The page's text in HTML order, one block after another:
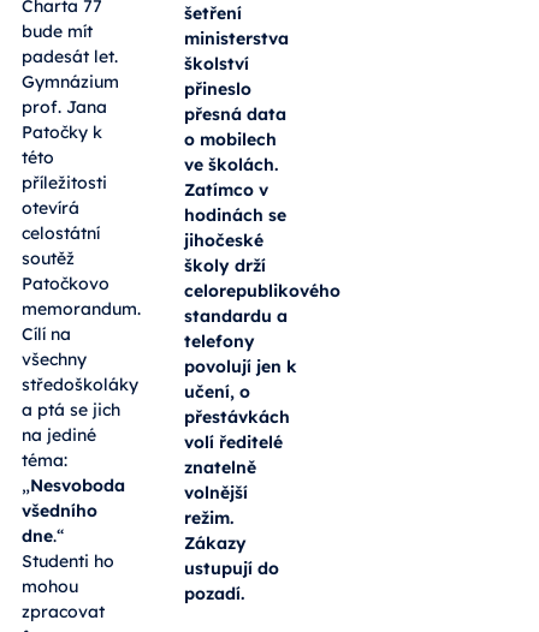
vyhlašuje
soutěž k
výročí
Charty 77
Charta 77
bude mít
padesát let.
Gymnázium
prof. Jana
Patočky k
této
příležitosti
otevírá
celostátní
soutěž
Patočkovo
memorandum.
Cílí na
všechny
středoškoláky
a ptá se jich
na jediné
téma:
„Nesvoboda
regulují
mobily
Mimořádné
květnové
šetření
ministerstva
školství
přineslo
přesná data
o mobilech
ve školách.
Zatímco v
hodinách se
jihočeské
školy drží
celorepublikového
standardu a
telefony
povolují jen k
učení, o
přestávkách
volí ředitelé
znatelně